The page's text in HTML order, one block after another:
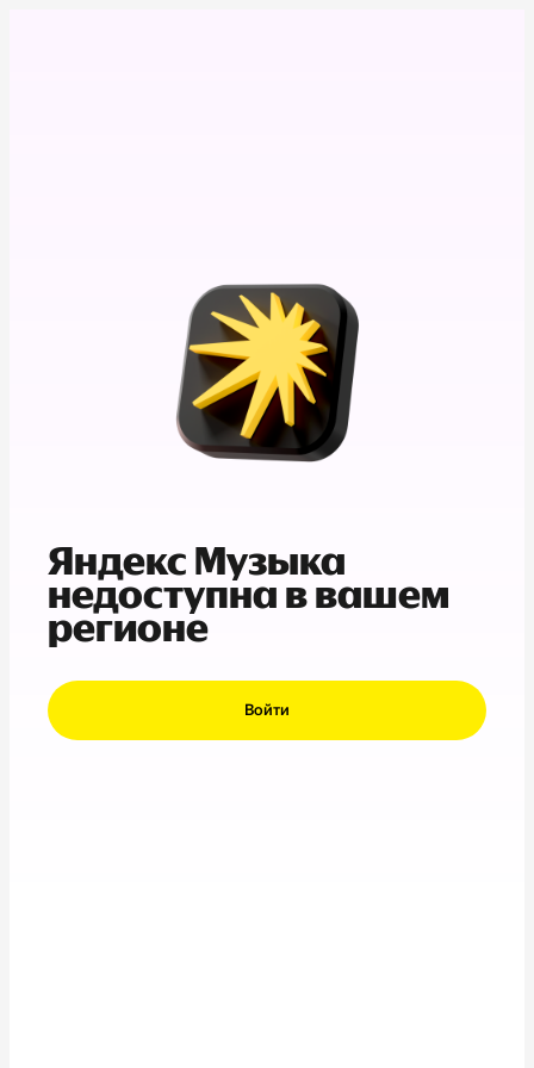
Яндекс Музыка
недоступна в вашем
регионе
Войти